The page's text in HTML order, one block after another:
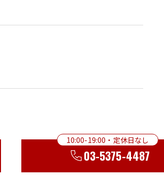
10:00-19:00・定休日なし
03-5375-4487